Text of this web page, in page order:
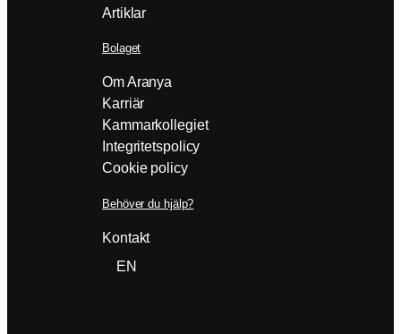
Artiklar
Bolaget
Om Aranya
Karriär
Kammarkollegiet
Integritetspolicy
Cookie policy
Behöver du hjälp?
Kontakt
EN